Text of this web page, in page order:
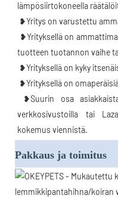
lämpösiirtokoneella
❥Yritys on varustettu
tuotteen tuotannon vaihe
❥Yrityksellä on kyky
❥Yrityksellä on
verkkosivustoilla tai
kokemus viennistä.
Pakkaus ja toimitus